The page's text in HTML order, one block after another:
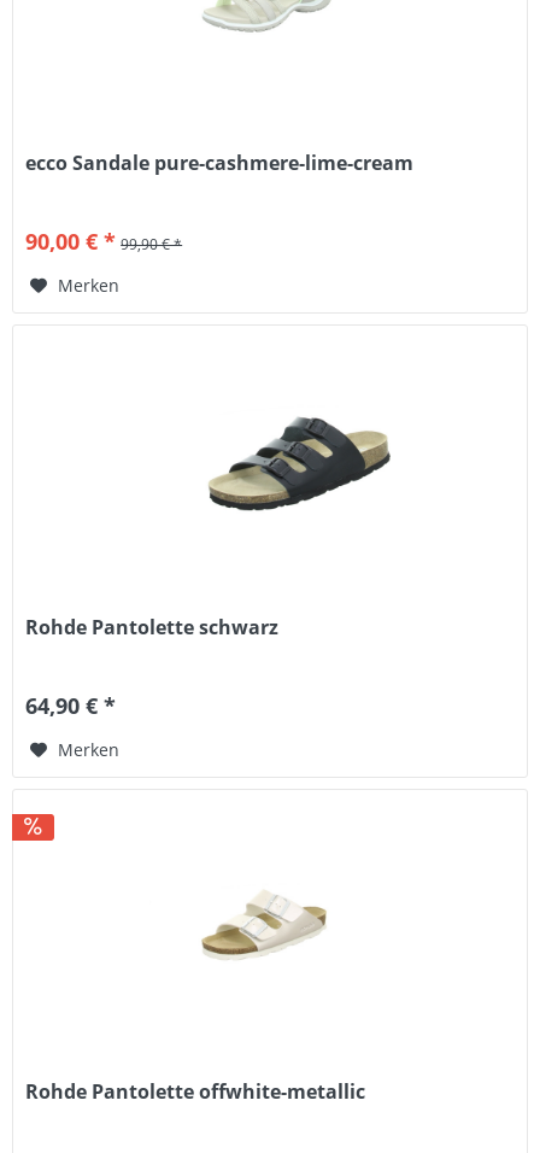
ecco Sandale pure-cashmere-lime-cream
90,00 € * 99,90 € *
Merken
Rohde Pantolette schwarz
64,90 € *
Merken
Rohde Pantolette offwhite-metallic